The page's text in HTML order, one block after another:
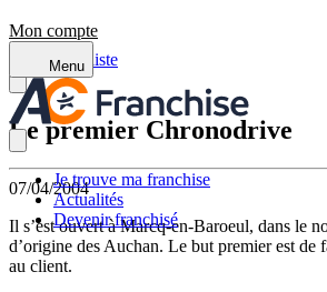
Mon compte
Menu
Je trouve ma franchise
Actualités
Devenir franchisé
Retour à la liste
Le premier Chronodrive
07/04/2004
Il s’est ouvert à Marcq-en-Baroeul, dans le
d’origine des Auchan. Le but premier est de
au client.